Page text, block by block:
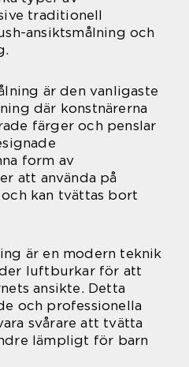
traditionell
ansiktsmålning och
är den vanligaste
där konstnärerna
färger och penslar
form av
att använda på
kan tvättas bort
är en modern teknik
luftburkar för att
ansikte. Detta
och professionella
svårare att tvätta
lämpligt för barn